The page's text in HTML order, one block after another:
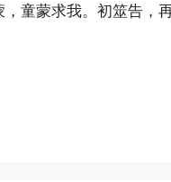
童蒙求我。初筮告，